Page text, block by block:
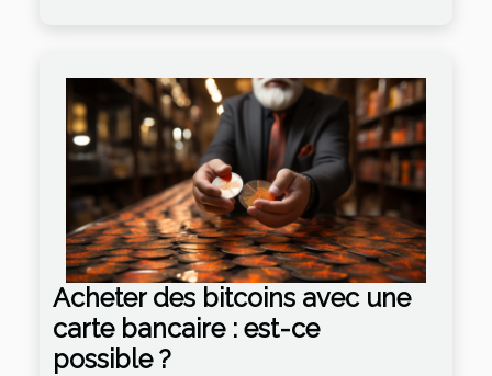
Acheter des bitcoins avec une
carte bancaire : est-ce
possible ?